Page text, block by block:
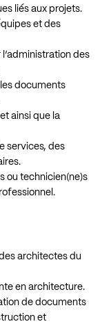
liés aux projets.
et des
des
documents
ainsi que la
services, des
ou technicien(ne)s
architectes du
en architecture.
de documents
et